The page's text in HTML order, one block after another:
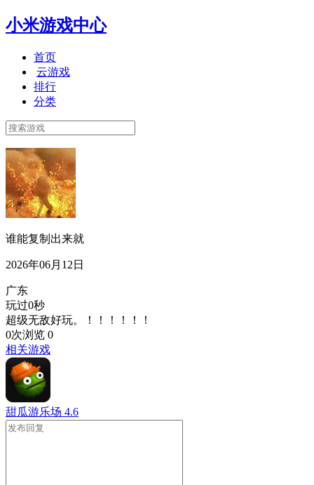
小米游戏中心
首页
云游戏
排行
分类
谁能复制出来就
2026年06月12日
广东
玩过0秒
超级无敌好玩。！！！！！！
0次浏览 0
相关游戏
甜瓜游乐场 4.6